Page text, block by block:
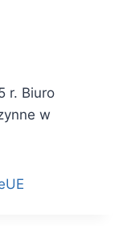
r. Biuro
w